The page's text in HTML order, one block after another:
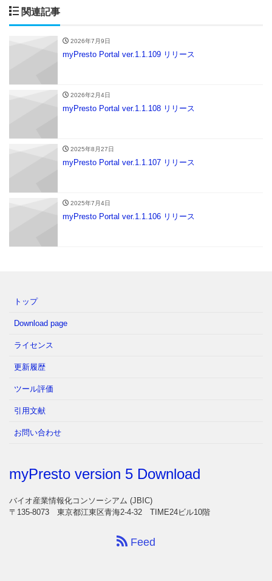
関連記事
2026年7月9日
myPresto Portal ver.1.1.109 リリース
2026年2月4日
myPresto Portal ver.1.1.108 リリース
2025年8月27日
myPresto Portal ver.1.1.107 リリース
2025年7月4日
myPresto Portal ver.1.1.106 リリース
トップ
Download page
ライセンス
更新履歴
ツール評価
引用文献
お問い合わせ
myPresto version 5 Download
バイオ産業情報化コンソーシアム (JBIC)
〒135-8073 東京都江東区青海2-4-32 TIME24ビル10階
Feed